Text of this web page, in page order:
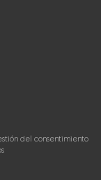
del consentimiento